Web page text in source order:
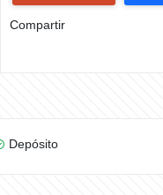
Compartir
Depósito